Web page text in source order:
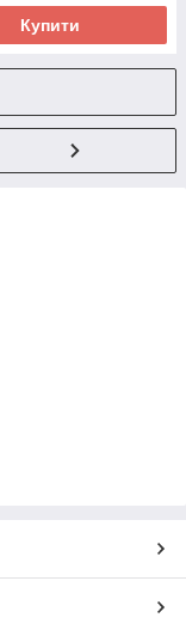
Купити